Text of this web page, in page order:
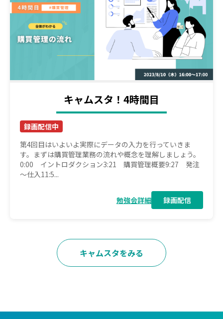
キャムスタ！4時間目
録画配信中
第4回目はいよいよ実際にデータの入力を行っていきま
す。まずは購買管理業務の流れや概念を理解しましょう。
0:00 イントロダクション3:21 購買管理概要9:27 発注
～仕入11:5...
勉強会詳細 録画配信
キャムスタをみる